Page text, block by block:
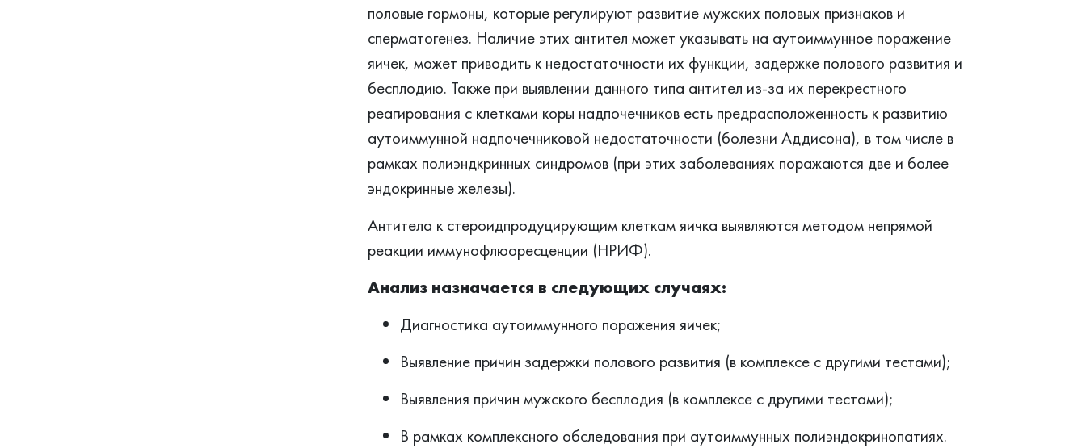
половые гормоны, которые регулируют развитие мужских половых признаков и
сперматогенез. Наличие этих антител может указывать на аутоиммунное поражение
яичек, может приводить к недостаточности их функции, задержке полового развития и
бесплодию. Также при выявлении данного типа антител из-за их перекрестного
реагирования с клетками коры надпочечников есть предрасположенность к развитию
аутоиммунной надпочечниковой недостаточности (болезни Аддисона), в том числе в
рамках полиэндкринных синдромов (при этих заболеваниях поражаются две и более
эндокринные железы).
Антитела к стероидпродуцирующим клеткам яичка выявляются методом непрямой
реакции иммунофлюоресценции (НРИФ).
Анализ назначается в следующих случаях:
Диагностика аутоиммунного поражения яичек;
Выявление причин задержки полового развития (в комплексе с другими тестами);
Выявления причин мужского бесплодия (в комплексе с другими тестами);
В рамках комплексного обследования при аутоиммунных полиэндокринопатиях.